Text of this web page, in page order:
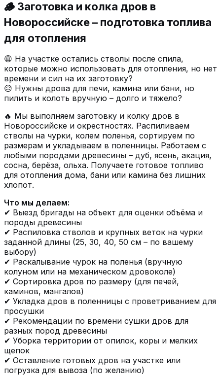
🪵 Заготовка и колка дров в
Новороссийске – подготовка топлива
для отопления
😩 На участке остались стволы после спила,
которые можно использовать для отопления, но нет
времени и сил на их заготовку?
😥 Нужны дрова для печи, камина или бани, но
пилить и колоть вручную – долго и тяжело?
🔥 Мы выполняем заготовку и колку дров в
Новороссийске и окрестностях. Распиливаем
стволы на чурки, колем поленья, сортируем по
размерам и укладываем в поленницы. Работаем с
любыми породами древесины – дуб, ясень, акация,
сосна, берёза, ольха. Получаете готовое топливо
для отопления дома, бани или камина без лишних
хлопот.
Что мы делаем:
✔ Выезд бригады на объект для оценки объёма и
породы древесины
✔ Распиловка стволов и крупных веток на чурки
заданной длины (25, 30, 40, 50 см – по вашему
выбору)
✔ Раскалывание чурок на поленья (вручную
колуном или на механическом дровоколе)
✔ Сортировка дров по размеру (для печей,
каминов, мангалов)
✔ Укладка дров в поленницы с проветриванием для
просушки
✔ Рекомендации по времени сушки дров для
разных пород древесины
✔ Уборка территории от опилок, коры и мелких
щепок
✔ Оставление готовых дров на участке или
погрузка для вывоза (по желанию)